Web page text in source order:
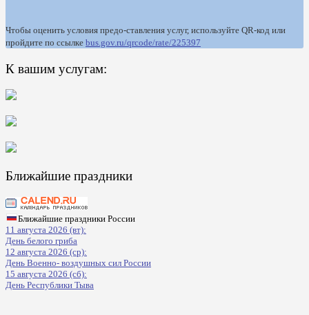
Чтобы оценить условия предо-ставления услуг, используйте QR-код или
пройдите по ссылке bus.gov.ru/qrcode/rate/225397
К вашим услугам:
Ближайшие праздники
Ближайшие праздники России
11 августа 2026 (вт):
День белого гриба
12 августа 2026 (ср):
День Военно- воздушных сил России
15 августа 2026 (сб):
День Республики Тыва